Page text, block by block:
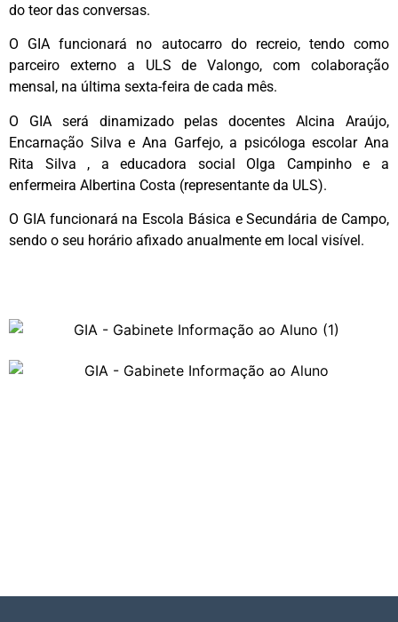
do teor das conversas.
O GIA funcionará no autocarro do recreio, tendo como
parceiro externo a ULS de Valongo, com colaboração
mensal, na última sexta-feira de cada mês.
O GIA será dinamizado pelas docentes Alcina Araújo,
Encarnação Silva e Ana Garfejo, a psicóloga escolar Ana
Rita Silva , a educadora social Olga Campinho e a
enfermeira Albertina Costa (representante da ULS).
O GIA funcionará na Escola Básica e Secundária de Campo,
sendo o seu horário afixado anualmente em local visível.